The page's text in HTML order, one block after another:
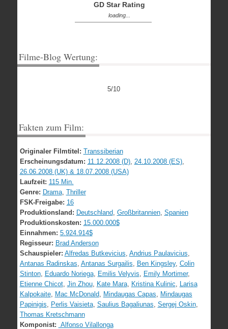
GD Star Rating
loading...
Filme-Blog Wertung:
5/10
Fakten zum Film:
Originaler Filmtitel: Transsiberian
Erscheinungsdatum: 11.12.2008 (D), 24.10.2008 (ES),
26.06.2008 (UK) & 18.07.2008 (USA)
Laufzeit: 115 Min.
Genre: Drama, Thriller
FSK-Freigabe: 16
Produktionsland: Deutschland, Großbritannien, Spanien
Produktionskosten: 15.000.000$
Einnahmen: 5.924.914$
Regisseur: Brad Anderson
Schauspieler: Alfredas Butkevicius, Andrius Paulavicius,
Antanas Radinskas, Antanas Surgailis, Ben Kingsley, Colin
Stinton, Eduardo Noriega, Emilis Velyvis, Emily Mortimer,
Etienne Chicot, Jin Zhou, Kate Mara, Kristina Kulinic, Larisa
Kalpokaite, Mac McDonald, Mindaugas Capas, Mindaugas
Papinigis, Perlis Vaisieta, Saulius Bagaliunas, Sergej Oskin,
Thomas Kretschmann
Komponist: Alfonso Vilallonga